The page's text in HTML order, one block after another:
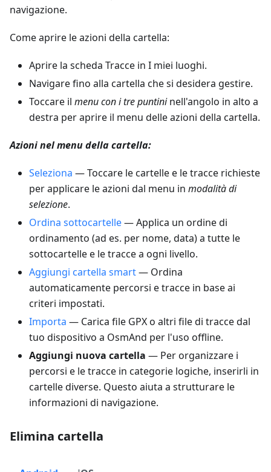
navigazione.
Come aprire le azioni della cartella:
Aprire la scheda Tracce in I miei luoghi.
Navigare fino alla cartella che si desidera gestire.
Toccare il menu con i tre puntininell'angolo in alto a
destra per aprire il menu delle azioni della cartella.
Azioni nel menu della cartella:
Seleziona — Toccare le cartelle e le tracce richieste
per applicare le azioni dal menu in modalità di
selezione.
Ordina sottocartelle— Applica un ordine di
ordinamento (ad es. per nome, data) a tutte le
sottocartelle e le tracce a ogni livello.
Aggiungi cartella smart— Ordina
automaticamente percorsi e tracce in base ai
criteri impostati.
Importa — Carica file GPX o altri file di tracce dal
tuo dispositivo a OsmAnd per l'uso offline.
Aggiungi nuova cartella — Per organizzare i
percorsi e le tracce in categorie logiche, inserirli in
cartelle diverse. Questo aiuta a strutturare le
informazioni di navigazione.
Elimina cartella